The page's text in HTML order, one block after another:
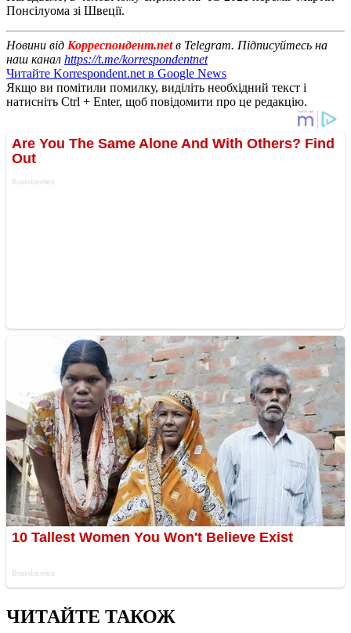
Понсілуома зі Швеції.
Новини від Корреспондент.netв Telegram. Підписуйтесь на
наш канал https://t.me/korrespondentnet
Читайте Korrespondent.net в Google News
Якщо ви помітили помилку, виділіть необхідний текст і
натисніть Ctrl + Enter, щоб повідомити про це редакцію.
ЧИТАЙТЕ ТАКОЖ